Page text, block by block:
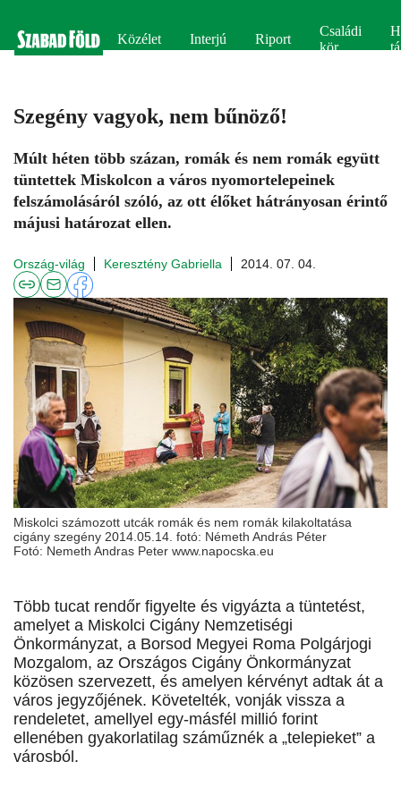
Közélet Interjú Riport
Családi
kör
Szegény vagyok, nem bűnöző!
Múlt héten több százan, romák és nem romák együtt
tüntettek Miskolcon a város nyomortelepeinek
felszámolásáról szóló, az ott élőket hátrányosan érintő
májusi határozat ellen.
Ország-világ Keresztény Gabriella 2014. 07. 04.
Miskolci számozott utcák romák és nem romák kilakoltatása
cigány szegény 2014.05.14. fotó: Németh András Péter
Fotó: Nemeth Andras Peter www.napocska.eu
Több tucat rendőr figyelte és vigyázta a tüntetést,
amelyet a Miskolci Cigány Nemzetiségi
Önkormányzat, a Borsod Megyei Roma Polgárjogi
Mozgalom, az Országos Cigány Önkormányzat
közösen szervezett, és amelyen kérvényt adtak át a
város jegyzőjének. Követelték, vonják vissza a
rendeletet, amellyel egy-másfél millió forint
ellenében gyakorlatilag száműznék a „telepieket” a
városból.